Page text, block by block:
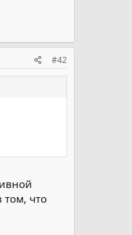
#42
том, что